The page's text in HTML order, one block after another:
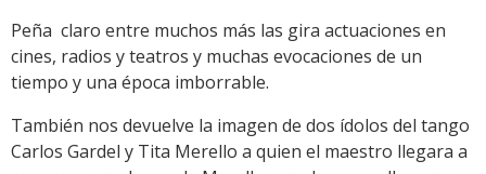
Peña claro entre muchos más las gira actuaciones en
cines, radios y teatros y muchas evocaciones de un
tiempo y una época imborrable.
También nos devuelve la imagen de dos ídolos del tango
Carlos Gardel y Tita Merello a quien el maestro llegara a